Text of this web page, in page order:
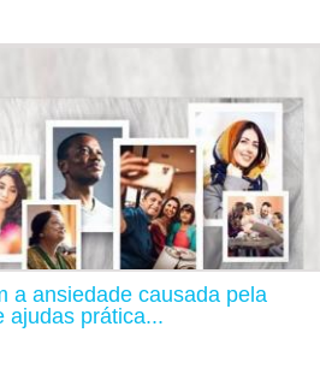
a ansiedade causada pela
ajudas prática...